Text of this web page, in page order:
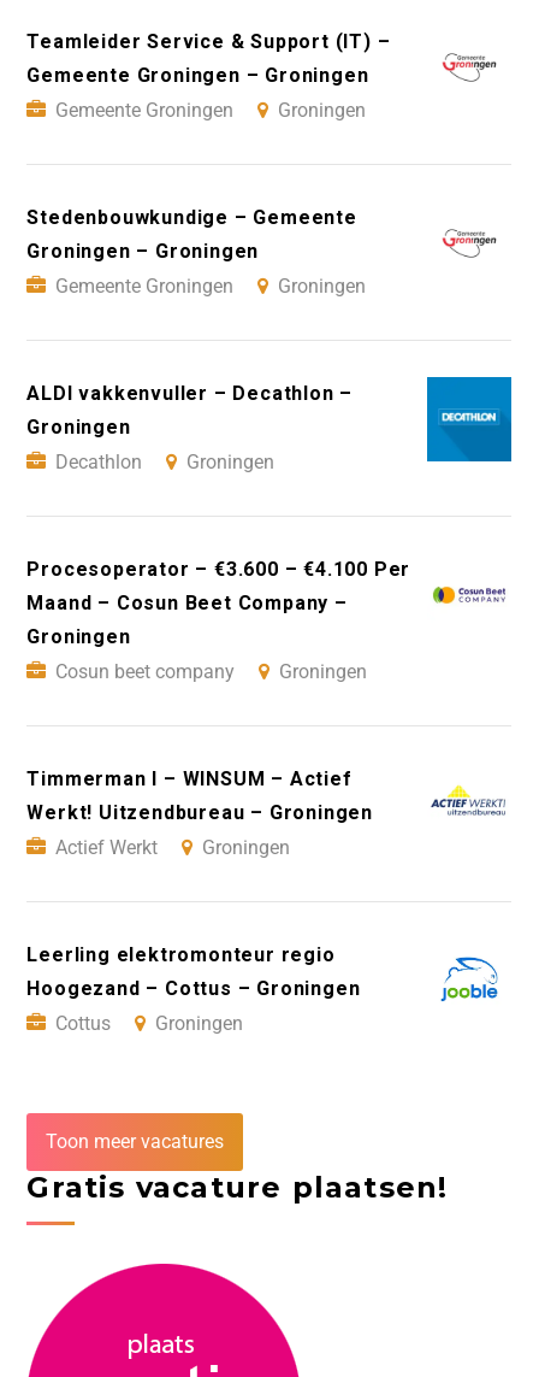
Teamleider Service & Support (IT) –
Gemeente Groningen – Groningen
Gemeente Groningen
Groningen
Stedenbouwkundige – Gemeente
Groningen – Groningen
Gemeente Groningen
Groningen
ALDI vakkenvuller – Decathlon –
Groningen
Decathlon
Groningen
Procesoperator – €3.600 – €4.100 Per
Maand – Cosun Beet Company –
Groningen
Cosun beet company
Groningen
Timmerman I – WINSUM – Actief
Werkt! Uitzendbureau – Groningen
Actief Werkt
Groningen
Leerling elektromonteur regio
Hoogezand – Cottus – Groningen
Cottus
Groningen
Toon meer vacatures
Gratis vacature plaatsen!